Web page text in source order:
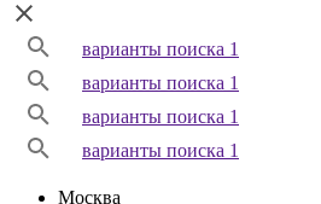
варианты поиска 1
варианты поиска 1
варианты поиска 1
варианты поиска 1
Москва